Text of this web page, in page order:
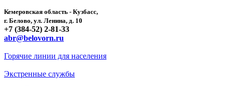
Кемеровская область - Кузбасс,
г. Белово, ул. Ленина, д. 10
+7 (384-52) 2-81-33
abr@belovorn.ru
Горячие линии для населения
Экстренные службы